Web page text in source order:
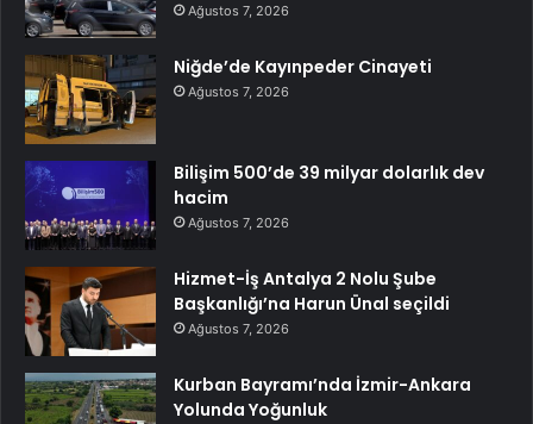
Ağustos 7, 2026
Niğde’de Kayınpeder Cinayeti
Ağustos 7, 2026
Bilişim 500’de 39 milyar dolarlık dev
hacim
Ağustos 7, 2026
Hizmet-İş Antalya 2 Nolu Şube
Başkanlığı’na Harun Ünal seçildi
Ağustos 7, 2026
Kurban Bayramı’nda İzmir-Ankara
Yolunda Yoğunluk